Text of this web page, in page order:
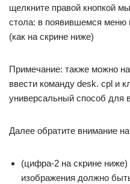
щелкните правой кнопкой
стола: в появившемся меню
(как на скрине ниже)
Примечание: также можно
ввести команду desk. cpl и
универсальный способ для
Далее обратите внимание
(цифра-2 на скрине
изображения должно